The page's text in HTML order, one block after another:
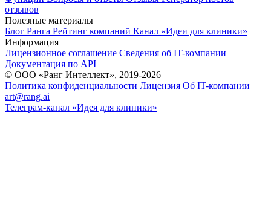
отзывов
Полезные материалы
Блог Ранга Рейтинг компаний Канал «Идеи для клиники»
Информация
Лицензионное соглашение Сведения об IT-компании
Документация по API
© ООО «Ранг Интеллект», 2019-2026
Политика конфиденциальности Лицензия Об IT-компании
art@rang.ai
Телеграм-канал «Идея для клиники»